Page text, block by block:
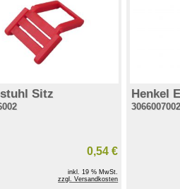
Sitz
0,54 €
inkl. 19 % MwSt.
zzgl. Versandkosten
Henkel
3066007002